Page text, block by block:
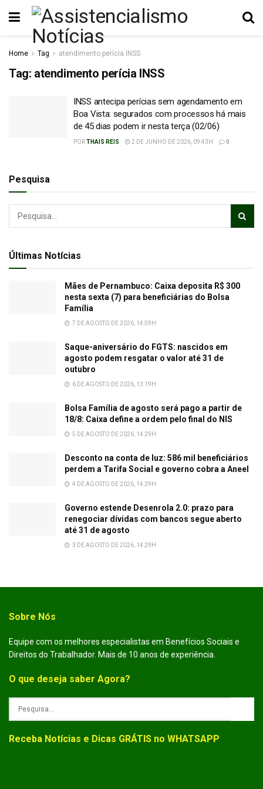
Home Tag atendimento perícia INSS
Tag: atendimento perícia INSS
INSS antecipa perícias sem agendamento em
Boa Vista: segurados com processos há mais
de 45 dias podem ir nesta terça (02/06)
PORTHAIS REIS 2 DE JUNHO DE 2026, 09:43H 0
Pesquisa
Últimas Notícias
Mães de Pernambuco: Caixa deposita R$ 300
nesta sexta (7) para beneficiárias do Bolsa
Família
7 DE AGOSTO DE 2026, 14:59H
Saque-aniversário do FGTS: nascidos em
agosto podem resgatar o valor até 31 de
outubro
6 DE AGOSTO DE 2026, 13:19H
Bolsa Família de agosto será pago a partir de
18/8: Caixa define a ordem pelo final do NIS
5 DE AGOSTO DE 2026, 14:29H
Desconto na conta de luz: 586 mil beneficiários
perdem a Tarifa Social e governo cobra a Aneel
4 DE AGOSTO DE 2026, 14:29H
Governo estende Desenrola 2.0: prazo para
renegociar dívidas com bancos segue aberto
até 31 de agosto
3 DE AGOSTO DE 2026, 14:29H
Sobre Nós
Equipe com os melhores especialistas em Benefícios Sociais e
Direitos do Trabalhador. Mais de 10 anos de experiência.
O que deseja saber Agora?
Receba Notícias e Dicas GRÁTIS no WHATSAPP